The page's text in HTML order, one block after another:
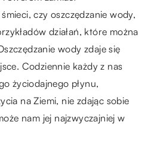
czy oszczędzanie wody,
działań, które można
wody zdaje się
Codziennie każdy z nas
życiodajnego płynu,
na Ziemi, nie zdając sobie
nam jej najzwyczajniej w